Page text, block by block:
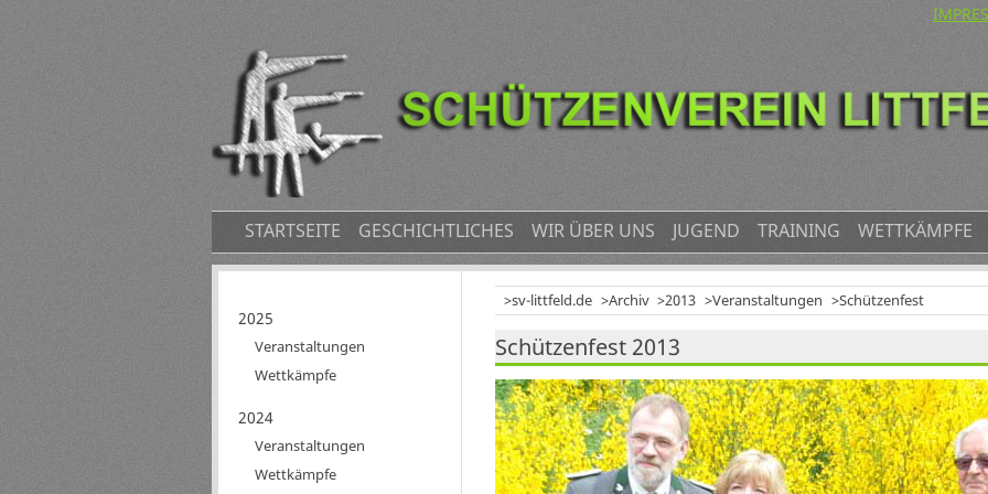
NAVIGATION
ÜBERSPRINGEN
STARTSEITE GESCHICHTLICHES WIR ÜBER UNS JUGEND TRAINING WETTKÄMPFE
sv-littfeld.de Archiv 2013 Veranstaltungen Schützenfest
Schützenfest 2013
Navigation
überspringen
2025
Veranstaltungen
Wettkämpfe
2024
Veranstaltungen
Wettkämpfe